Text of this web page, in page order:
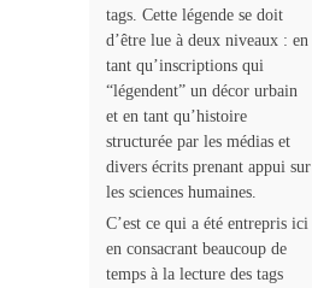
tags. Cette légende se doit
d’être lue à deux niveaux : en
tant qu’inscriptions qui
“légendent” un décor urbain
et en tant qu’histoire
structurée par les médias et
divers écrits prenant appui sur
les sciences humaines.
C’est ce qui a été entrepris ici
en consacrant beaucoup de
temps à la lecture des tags